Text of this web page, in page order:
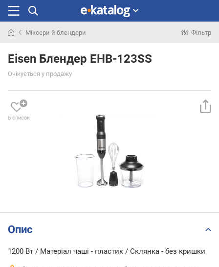
раніше
Міксери й блендери Фільтр
Eisen Блендер EHB-123SS
Очікується у продажу
в список
Опис
1200 Вт / Матеріал чаші - пластик / Склянка - без кришки